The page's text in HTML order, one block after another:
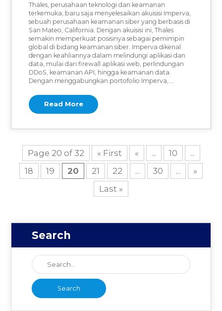
Thales, perusahaan teknologi dan keamanan
terkemuka, baru saja menyelesaikan akuisisi Imperva,
sebuah perusahaan keamanan siber yang berbasis di
San Mateo, California. Dengan akuisisi ini, Thales
semakin memperkuat posisinya sebagai pemimpin
global di bidang keamanan siber. Imperva dikenal
dengan keahliannya dalam melindungi aplikasi dan
data, mulai dari firewall aplikasi web, perlindungan
DDoS, keamanan API, hingga keamanan data.
Dengan menggabungkan portofolio Imperva, …
Read More
Page 20 of 32 « First « ... 10
...
18
19 20 21 22 ... 30 ...
»
Last »
Search